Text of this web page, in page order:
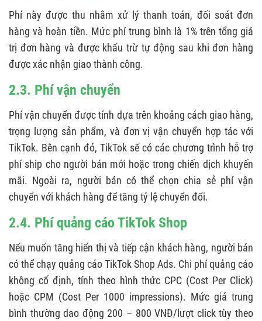
Phí này được thu nhằm xử lý thanh toán, đối soát đơn
hàng và hoàn tiền. Mức phí trung bình là 1% trên tổng giá
trị đơn hàng và được khấu trừ tự động sau khi đơn hàng
được xác nhận giao thành công.
2.3. Phí vận chuyển
Phí vận chuyển được tính dựa trên khoảng cách giao hàng,
trọng lượng sản phẩm, và đơn vị vận chuyển hợp tác với
TikTok. Bên cạnh đó, TikTok sẽ có các chương trình hỗ trợ
phí ship cho người bán mới hoặc trong chiến dịch khuyến
mãi. Ngoài ra, người bán có thể chọn chia sẻ phí vận
chuyển với khách hàng để tăng tỷ lệ chuyển đổi.
2.4. Phí quảng cáo TikTok Shop
Nếu muốn tăng hiển thị và tiếp cận khách hàng, người bán
có thể chạy quảng cáo TikTok Shop Ads. Chi phí quảng cáo
không cố định, tính theo hình thức CPC (Cost Per Click)
hoặc CPM (Cost Per 1000 impressions). Mức giá trung
bình thường dao động 200 – 800 VNĐ/lượt click tùy theo